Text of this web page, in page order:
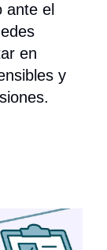
ante el
en
y